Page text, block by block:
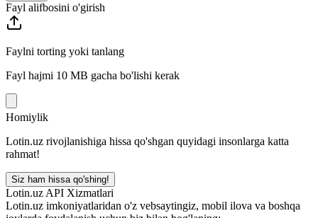
Fayl alifbosini o'girish
Faylni torting yoki tanlang
Fayl hajmi 10 MB gacha bo'lishi kerak
Homiylik
Lotin.uz rivojlanishiga hissa qo'shgan quyidagi insonlarga katta
rahmat!
Siz ham hissa qo'shing!
Lotin.uz API Xizmatlari
Lotin.uz imkoniyatlaridan o'z vebsaytingiz, mobil ilova va boshqa